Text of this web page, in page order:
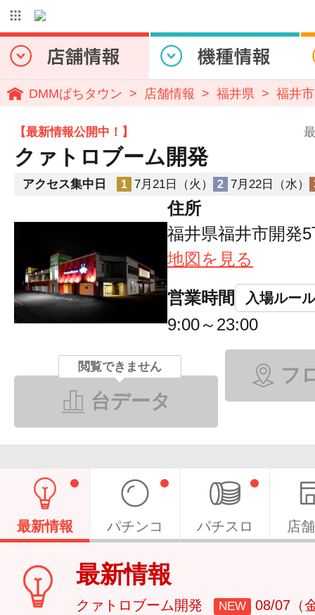
DMMぱちタウン 店舗情報 福井県 福井市
【最新情報公開中！】
クァトロブーム開発
アクセス集中日 1 7月21日（火） 2 7月22日（水）
住所
福井県福井市開発
地図を見る
営業時間 入場ルール
9:00～23:00
閲覧できません
台データ
フ
最新情報 パチンコ パチスロ 店
最新情報
クァトロブーム開発 NEW 08/07（